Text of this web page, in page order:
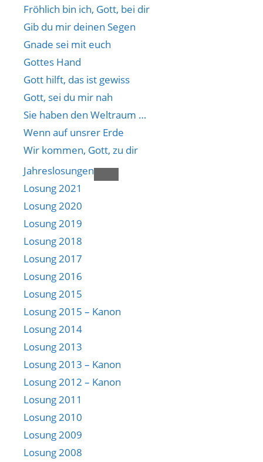
Fröhlich bin ich, Gott, bei dir
Gib du mir deinen Segen
Gnade sei mit euch
Gottes Hand
Gott hilft, das ist gewiss
Gott, sei du mir nah
Sie haben den Weltraum …
Wenn auf unsrer Erde
Wir kommen, Gott, zu dir
Jahreslosungen
Losung 2021
Losung 2020
Losung 2019
Losung 2018
Losung 2017
Losung 2016
Losung 2015
Losung 2015 – Kanon
Losung 2014
Losung 2013
Losung 2013 – Kanon
Losung 2012 – Kanon
Losung 2011
Losung 2010
Losung 2009
Losung 2008